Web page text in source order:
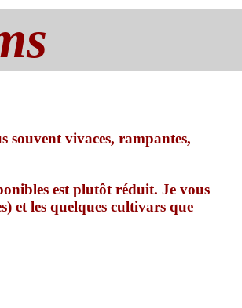
souvent vivaces, rampantes,
est plutôt réduit. Je vous
et les quelques cultivars que